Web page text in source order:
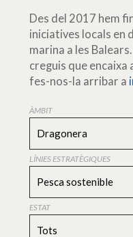
Des del 2017 hem
iniciatives locals en
marina a les
creguis que
fes-nos-la arribar a
ÀMBIT
Dragonera
LÍNIES ESTRATÈGIQUES
Pesca sostenible
ESTAT
Tots